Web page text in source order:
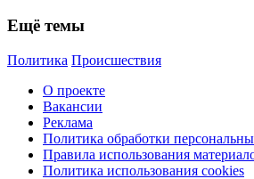
Ещё темы
Политика Происшествия
О проекте
Вакансии
Реклама
Политика обработки
Правила использования
Политика использования cookies